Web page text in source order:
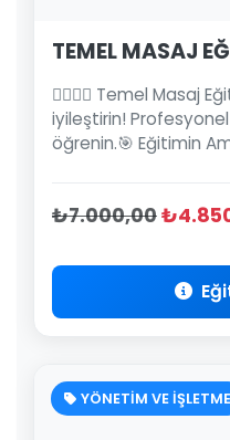
TEMEL MASAJ
💆‍♂️💆‍♀️ Temel Masaj
iyileştirin!
öğrenin.🎯 Eğitimin
₺7.000,00
YÖNETİM VE İŞLETME